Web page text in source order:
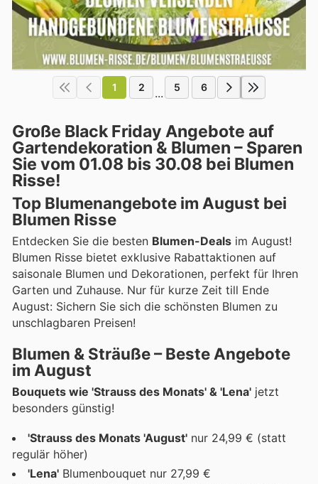
1 2 ... 5 6
Große Black Friday Angebote auf
Gartendekoration & Blumen – Sparen
Sie vom 01.08 bis 30.08 bei Blumen
Risse!
Top Blumenangebote im August bei
Blumen Risse
Entdecken Sie die besten Blumen-Deals im August!
Blumen Risse bietet exklusive Rabattaktionen auf
saisonale Blumen und Dekorationen, perfekt für Ihren
Garten und Zuhause. Nur für kurze Zeit till Ende
August: Sichern Sie sich die schönsten Blumen zu
unschlagbaren Preisen!
Blumen & Sträuße – Beste Angebote
im August
Bouquets wie 'Strauss des Monats' & 'Lena' jetzt
besonders günstig!
'Strauss des Monats 'August' nur 24,99 € (statt
regulär höher)
'Lena' Blumenbouquet nur 27,99 €